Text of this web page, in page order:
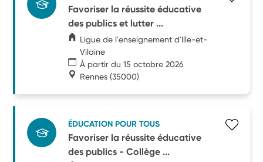
Favoriser la réussite éducative
des publics et lutter ...
Ligue de l'enseignement d'Ille-et-
Vilaine
À partir du 15 octobre 2026
Rennes (35000)
ÉDUCATION POUR TOUS
Favoriser la réussite éducative
des publics - Collège ...